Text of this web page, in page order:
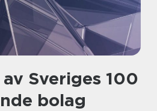
Sveriges 100
bolag